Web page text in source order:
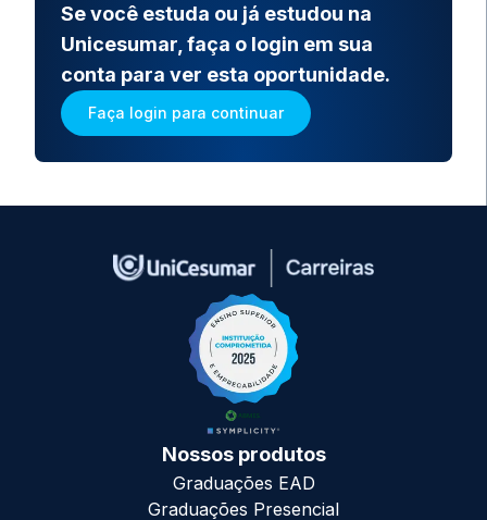
Se você estuda ou já estudou na
Unicesumar, faça o login em sua
conta para ver esta oportunidade.
Faça login para continuar
Nossos produtos
Graduações EAD
Graduações Presencial